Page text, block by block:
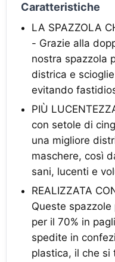
Caratteristiche
LA SPAZZOLA
- Grazie alla
nostra spazzola
districa e
evitando
PIÙ
con setole di
una migliore
maschere, così
sani, lucenti e
REALIZZATA
Queste
per il 70% in
spedite in
plastica, il che si